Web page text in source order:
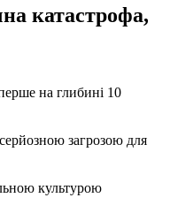
катастрофа,
на глибині 10
загрозою для
культурою